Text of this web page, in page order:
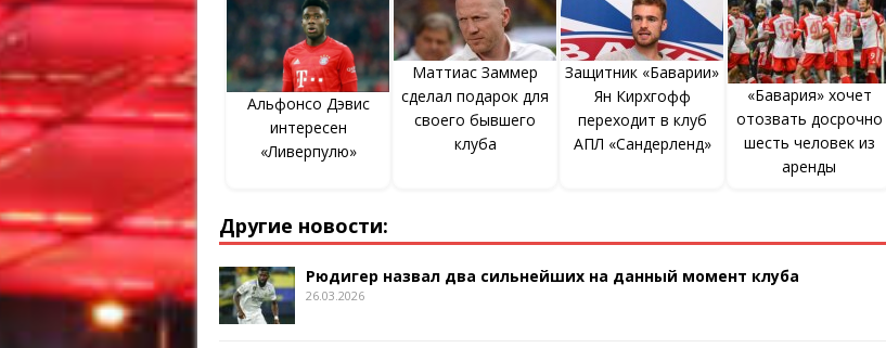
Альфонсо Дэвис
интересен
«Ливерпулю»
Маттиас Заммер
сделал подарок для
своего бывшего
клуба
Защитник «Баварии»
Ян Кирхгофф
переходит в клуб
АПЛ «Сандерленд»
«Бавария» хочет
отозвать досрочно
шесть человек из
аренды
Другие новости:
Рюдигер назвал два сильнейших на данный момент клуба
26.03.2026